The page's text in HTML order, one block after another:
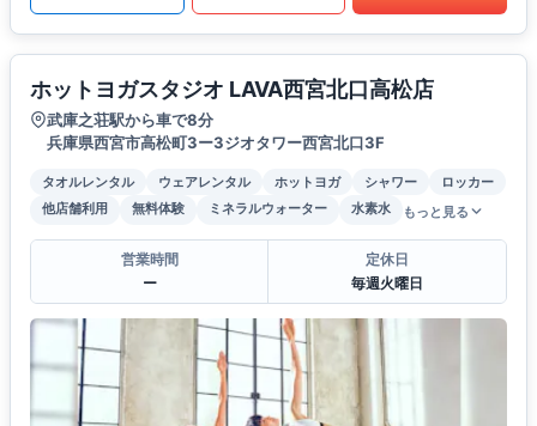
ホットヨガスタジオ LAVA西宮北口高松店
武庫之荘駅から車で8分
兵庫県西宮市高松町3ー3ジオタワー西宮北口3F
タオルレンタル ウェアレンタル ホットヨガ シャワー
ロッカー
他店舗利用
無料体験 ミネラルウォーター 水素水 もっと見る
営業時間
ー
定休日
毎週火曜日